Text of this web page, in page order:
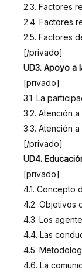
2.3. Factores
2.4. Factores
2.5. Factores
[/privado]
UD3. Apoyo a
[privado]
3.1. La
3.2. Atención
3.3. Atención a
[/privado]
UD4.
[privado]
4.1. Concepto
4.2. Objetivos
4.3. Los
4.4. Las
4.5.
4.6. La